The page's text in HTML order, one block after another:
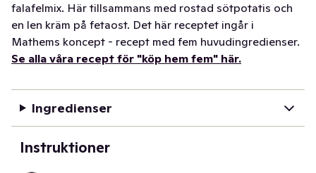
falafelmix. Här tillsammans med rostad sötpotatis och
en len kräm på fetaost. Det här receptet ingår i
Mathems koncept - recept med fem huvudingredienser.
Se alla våra recept för "köp hem fem" här.
Ingredienser
Instruktioner